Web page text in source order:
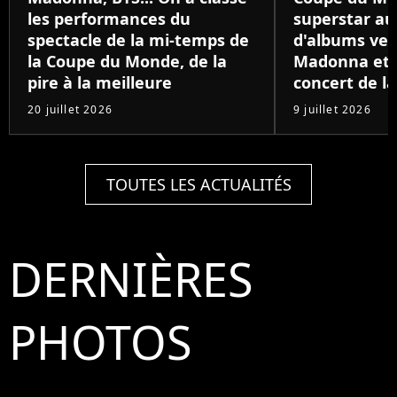
les performances du
spectacle de la mi-temps de
la Coupe du Monde, de la
pire à la meilleure
20 juillet 2026
superstar
d'albums
Madonna et
concert de
9 juillet 2026
TOUTES LES ACTUALITÉS
DERNIÈRES
PHOTOS